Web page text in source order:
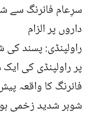
سرِعام فائرنگ سے
داروں پر الزام
راولپنڈی: پسند
پر راولپنڈی کی
فائرنگ کا واقعہ
شوہر شدید زخمی